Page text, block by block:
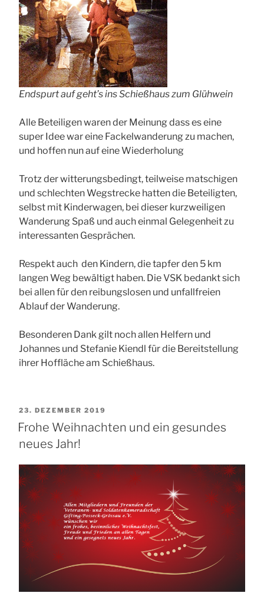
Endspurt auf geht’s ins Schießhaus zum Glühwein
Alle Beteiligen waren der Meinung dass es eine
super Idee war eine Fackelwanderung zu machen,
und hoffen nun auf eine Wiederholung
Trotz der witterungsbedingt, teilweise matschigen
und schlechten Wegstrecke hatten die Beteiligten,
selbst mit Kinderwagen, bei dieser kurzweiligen
Wanderung Spaß und auch einmal Gelegenheit zu
interessanten Gesprächen.
Respekt auch den Kindern, die tapfer den 5 km
langen Weg bewältigt haben. Die VSK bedankt sich
bei allen für den reibungslosen und unfallfreien
Ablauf der Wanderung.
Besonderen Dank gilt noch allen Helfern und
Johannes und Stefanie Kiendl für die Bereitstellung
ihrer Hoffläche am Schießhaus.
VERÖFFENTLICHT
AM
23. DEZEMBER 2019
Frohe Weihnachten und ein gesundes
neues Jahr!